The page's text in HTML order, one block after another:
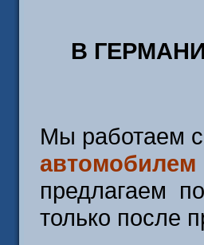
В
Мы работаем
предлагаем
только после